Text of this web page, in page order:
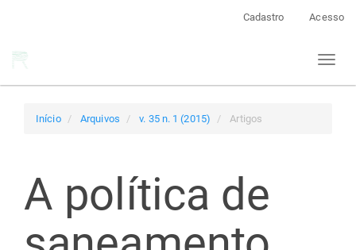
Cadastro Acesso
Toggle
Início Arquivos v. 35 n. 1 (2015) Artigos
A política de